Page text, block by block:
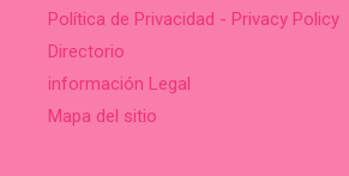
Política de Privacidad - Privacy Policy
Directorio
información Legal
Mapa del sitio